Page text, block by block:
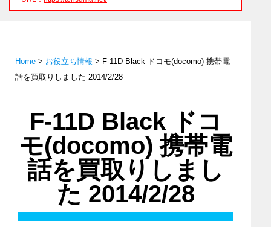
Home > お役立ち情報 > F-11D Black ドコモ(docomo) 携帯電
話を買取りしました 2014/2/28
F-11D Black ドコ
モ(docomo) 携帯電
話を買取りしまし
た 2014/2/28